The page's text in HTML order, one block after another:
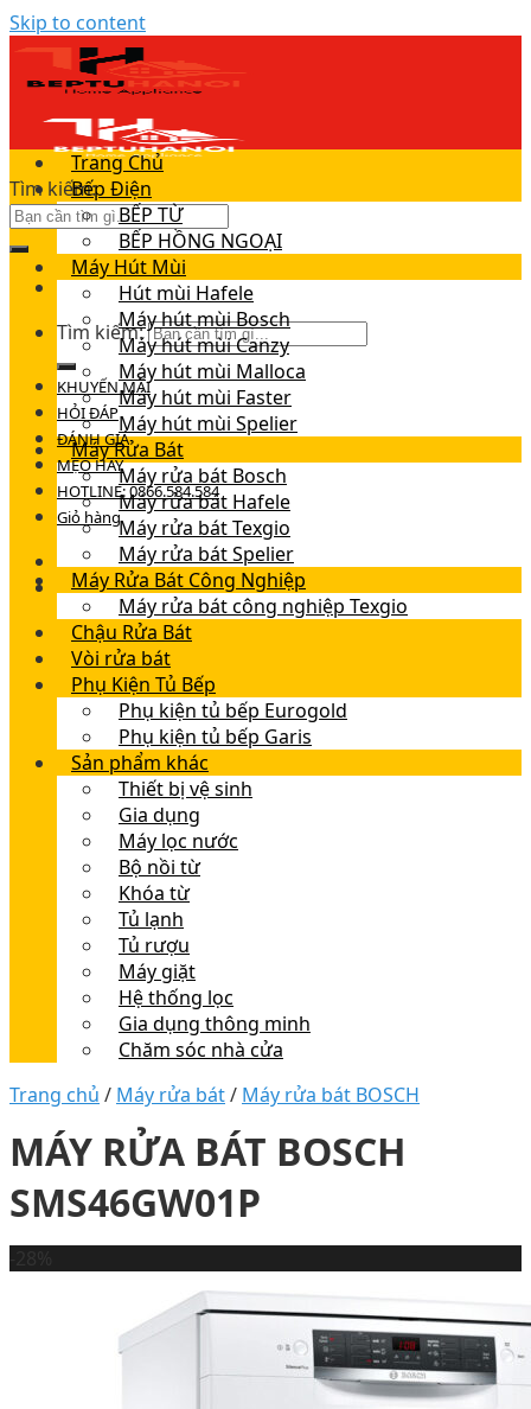
Skip to content
Tìm kiếm:
Tìm kiếm:
KHUYẾN MÃI
HỎI ĐÁP
ĐÁNH GIÁ
MẸO HAY
HOTLINE: 0866.584.584
Giỏ hàng
Trang Chủ
Bếp Điện
BẾP TỪ
BẾP HỒNG NGOẠI
Máy Hút Mùi
Hút mùi Hafele
Máy hút mùi Bosch
Máy hút mùi Canzy
Máy hút mùi Malloca
Máy hút mùi Faster
Máy hút mùi Spelier
Máy Rửa Bát
Máy rửa bát Bosch
Máy rửa bát Hafele
Máy rửa bát Texgio
Máy rửa bát Spelier
Máy Rửa Bát Công Nghiệp
Máy rửa bát công nghiệp Texgio
Chậu Rửa Bát
Vòi rửa bát
Phụ Kiện Tủ Bếp
Phụ kiện tủ bếp Eurogold
Phụ kiện tủ bếp Garis
Sản phẩm khác
Thiết bị vệ sinh
Gia dụng
Máy lọc nước
Bộ nồi từ
Khóa từ
Tủ lạnh
Tủ rượu
Máy giặt
Hệ thống lọc
Gia dụng thông minh
Chăm sóc nhà cửa
Trang chủ / Máy rửa bát/ Máy rửa bát BOSCH
MÁY RỬA BÁT BOSCH
SMS46GW01P